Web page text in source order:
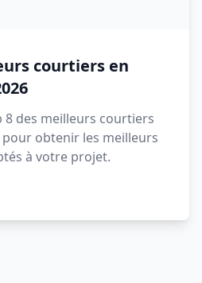
courtiers en
des meilleurs courtiers
obtenir les meilleurs
à votre projet.